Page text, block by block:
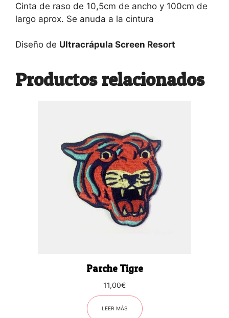
Cinta de raso de 10,5cm de ancho y 100cm de
largo aprox. Se anuda a la cintura
Diseño de Ultracrápula Screen Resort
Productos relacionados
Parche Tigre
11,00€
LEER MÁS